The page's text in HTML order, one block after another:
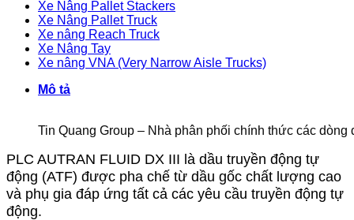
Xe Nâng Pallet Stackers
Xe Nâng Pallet Truck
Xe nâng Reach Truck
Xe Nâng Tay
Xe nâng VNA (Very Narrow Aisle Trucks)
Mô tả
Tin Quang Group – Nhà phân phối chính thức các dòng
PLC AUTRAN FLUID DX III là dầu truyền động tự
động (ATF) được pha chế từ dầu gốc chất lượng cao
và phụ gia đáp ứng tất cả các yêu cầu truyền động tự
động.